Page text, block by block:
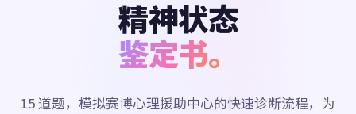
精神状态
鉴定书。
15 道题，模拟赛博心理援助中心的快速诊断流程，为